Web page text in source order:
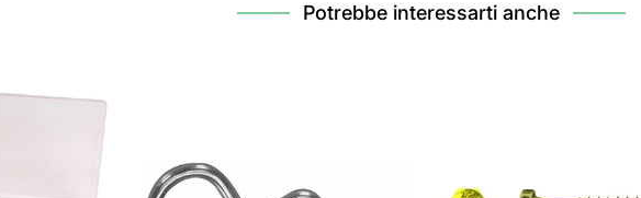
Potrebbe interessarti anche